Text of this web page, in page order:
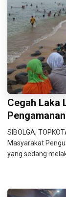
Cegah Laka
SIBOLGA,
Masyarakat
yang sedang